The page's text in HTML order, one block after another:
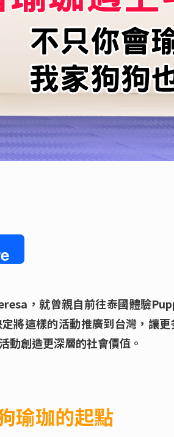
，就曾親自前往泰國體驗
將這樣的活動推廣到台灣，讓
動創造更深層的社會價值。
瑜珈的起點